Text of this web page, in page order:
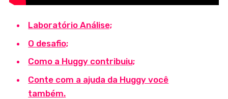
Laboratório Análise;
O desafio;
Como a Huggy contribuiu;
Conte com a ajuda da Huggy você
também.